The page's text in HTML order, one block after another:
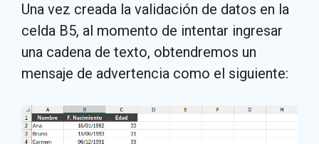
Una vez creada la validación de datos en la
celda B5, al momento de intentar ingresar
una cadena de texto, obtendremos un
mensaje de advertencia como el siguiente: